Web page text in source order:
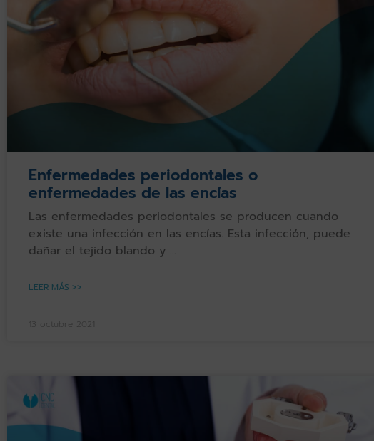
Enfermedades periodontales o
enfermedades de las encías
Las enfermedades periodontales se producen cuando
existe una infección en las encías. Esta infección, puede
dañar el tejido blando y
LEER MÁS >>
13 octubre 2021